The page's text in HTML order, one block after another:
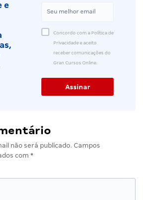
e
Concordo com a Política de
Privacidade e aceito
receber comunicações do
Gran Cursos Online.
não será publicado. Campos
com *